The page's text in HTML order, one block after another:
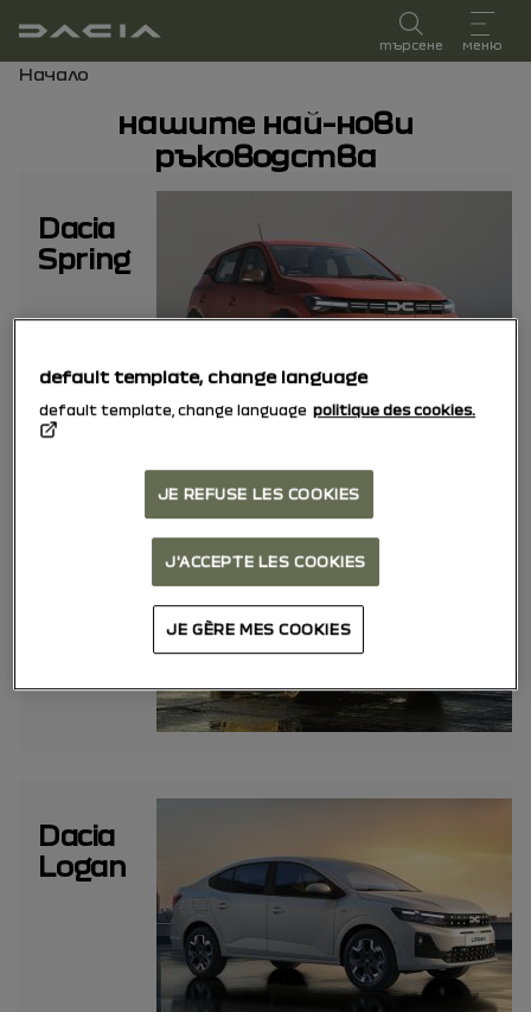
Ръководство за потребителя
търсене меню
Навигационен път
Начало
нашите най-нови
ръководства
Dacia
Spring
Dacia
Logan
default template, change language
default template, change language politique des cookies.
JE REFUSE LES COOKIES
J'ACCEPTE LES COOKIES
JE GÈRE MES COOKIES